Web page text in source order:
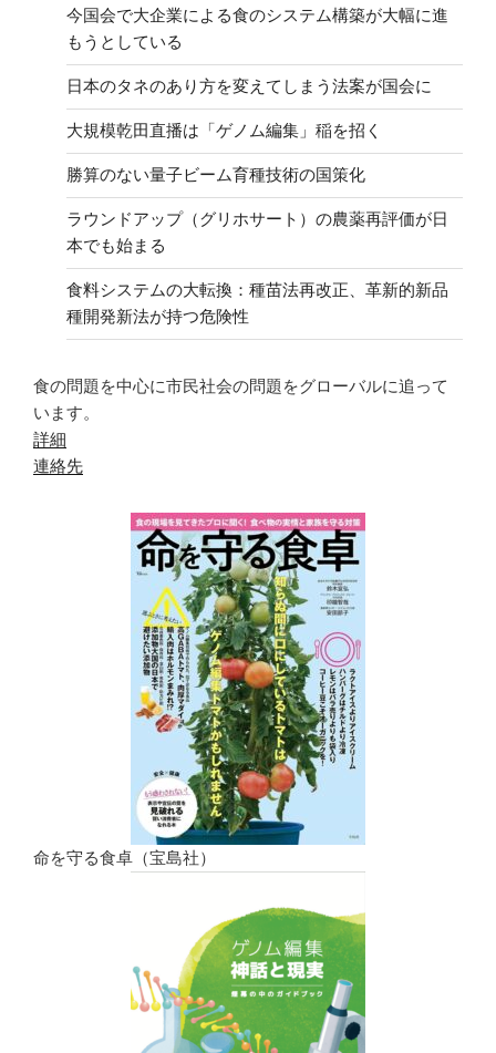
今国会で大企業による食のシステム構築が大幅に進
もうとしている
日本のタネのあり方を変えてしまう法案が国会に
大規模乾田直播は「ゲノム編集」稲を招く
勝算のない量子ビーム育種技術の国策化
ラウンドアップ（グリホサート）の農薬再評価が日
本でも始まる
食料システムの大転換：種苗法再改正、革新的新品
種開発新法が持つ危険性
食の問題を中心に市民社会の問題をグローバルに追って
います。
詳細
連絡先
命を守る食卓（宝島社）